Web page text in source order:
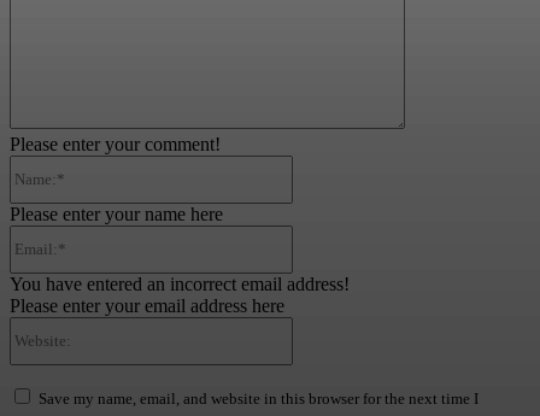
Please enter your comment!
Please enter your name here
You have entered an incorrect email address!
Please enter your email address here
Save my name, email, and website in this browser for the next time I